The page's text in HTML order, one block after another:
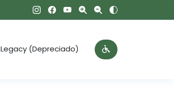
Legacy (Depreciado)